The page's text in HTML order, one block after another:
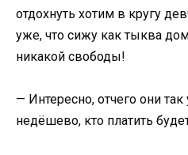
отдохнуть хотим в кругу
уже, что сижу как тыква
никакой свободы!
— Интересно, отчего они
недёшево, кто платить